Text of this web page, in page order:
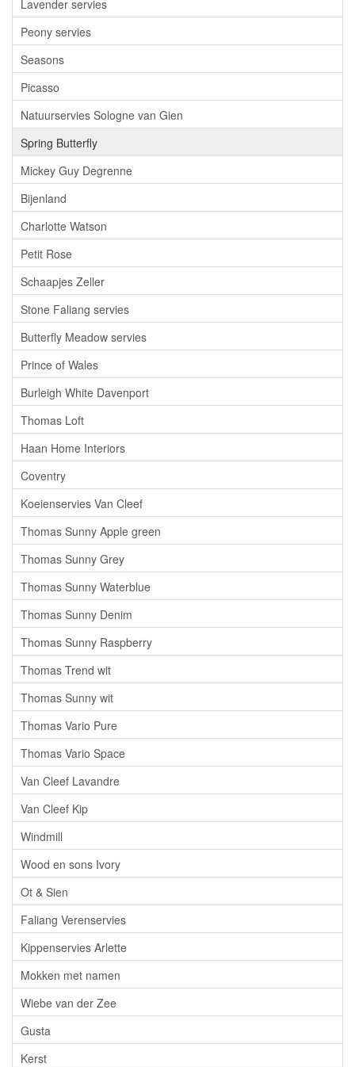
Lavender servies
Peony servies
Seasons
Picasso
Natuurservies Sologne van Gien
Spring Butterfly
Mickey Guy Degrenne
Bijenland
Charlotte Watson
Petit Rose
Schaapjes Zeller
Stone Faliang servies
Butterfly Meadow servies
Prince of Wales
Burleigh White Davenport
Thomas Loft
Haan Home Interiors
Coventry
Koeienservies Van Cleef
Thomas Sunny Apple green
Thomas Sunny Grey
Thomas Sunny Waterblue
Thomas Sunny Denim
Thomas Sunny Raspberry
Thomas Trend wit
Thomas Sunny wit
Thomas Vario Pure
Thomas Vario Space
Van Cleef Lavandre
Van Cleef Kip
Windmill
Wood en sons Ivory
Ot & Sien
Faliang Verenservies
Kippenservies Arlette
Mokken met namen
Wiebe van der Zee
Gusta
Kerst